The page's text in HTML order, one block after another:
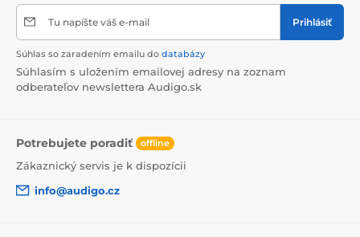
Tu napíšte váš e-mail Prihlásiť
Súhlas so zaradením emailu do databázy
Súhlasím s uložením emailovej adresy na zoznam
odberateľov newslettera Audigo.sk
Potrebujete poradiť offline
Zákaznický servis je k dispozícii
info@audigo.cz